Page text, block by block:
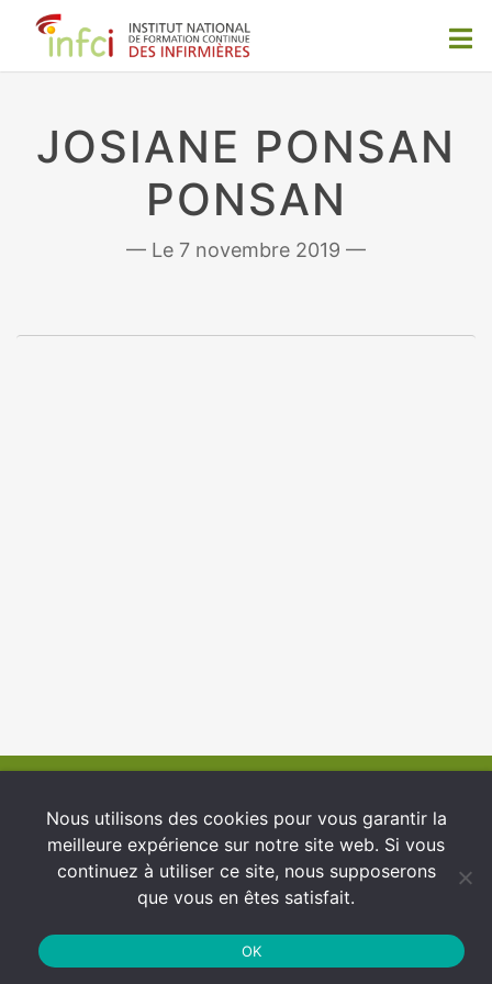
JOSIANE PONSAN
PONSAN
7 novembre 2019
Nous utilisons des cookies pour vous garantir la
meilleure expérience sur notre site web. Si vous
continuez à utiliser ce site, nous supposerons
que vous en êtes satisfait.
OK
Conditions générales d’utilisation
Protection des Données